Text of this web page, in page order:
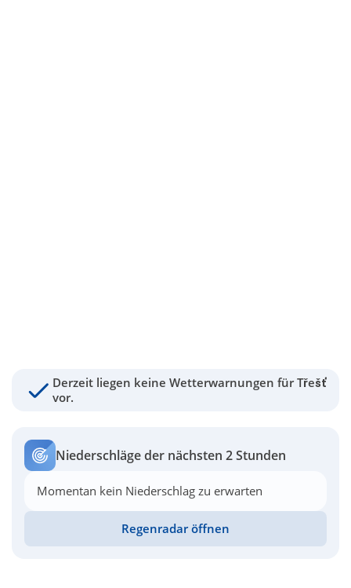
Derzeit liegen keine Wetterwarnungen für Třešť
vor.
Niederschläge der nächsten 2 Stunden
Momentan kein Niederschlag zu erwarten
Regenradar öffnen